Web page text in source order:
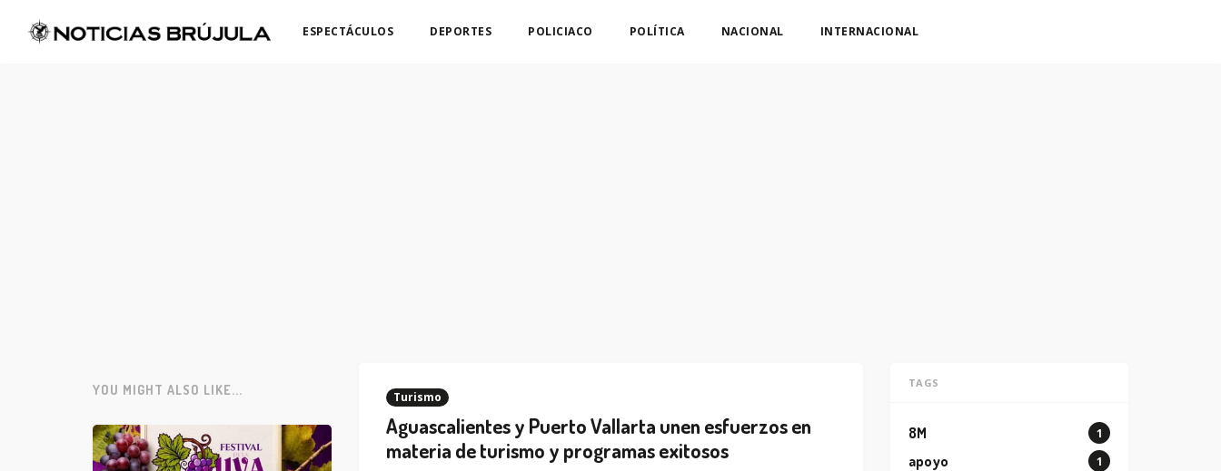
ESPECTÁCULOS DEPORTES POLICIACO POLÍTICA NACIONAL INTERNACIONAL
Turismo
Aguascalientes y Puerto Vallarta unen esfuerzos en
materia de turismo y programas exitosos
YOU MIGHT ALSO LIKE... TAGS
8M 1
apoyo 1